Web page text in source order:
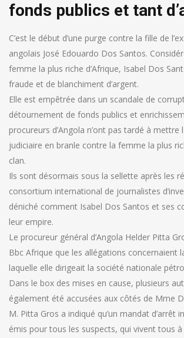
fonds publics et tant
C’est le début d’une purge contre la fille de
angolais José Edouardo Dos Santos.
femme la plus riche d’Afrique, Isabel Dos
fraude et de blanchiment d’argent.
Elle est empêtrée dans un scandale de
détournement de fonds publics et
procureurs d’Angola n’ont pas tardé à mettre
judiciaire en branle contre la femme la plus
clan.
Ils sont désormais sous la sellette après les
consortium international de journalistes
déniché comment Isabel Dos Santos et ses
leur empire.
Le procureur général d’Angola Helder Pitta
Bbc Afrique que les allégations concernaient
laquelle elle dirigeait la société nationale
Dans le box des mises en cause, plusieurs
également été accusées aux côtés de Mme
M. Pitta Gros a indiqué qu’un mandat d’arrêt
émis pour tous les suspects, qui vivent tous à